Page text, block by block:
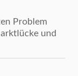
Problem
und